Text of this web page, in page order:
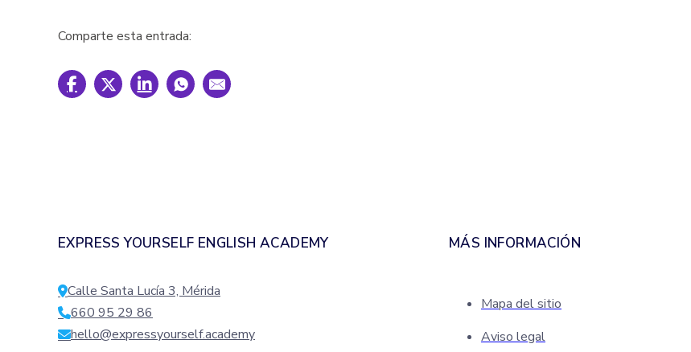
Comparte esta entrada:
EXPRESS YOURSELF ENGLISH ACADEMY
Calle Santa Lucía 3, Mérida
660 95 29 86
hello@expressyourself.academy
MÁS INFORMACIÓN
Mapa del sitio
Aviso legal